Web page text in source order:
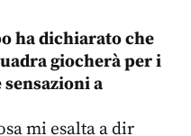
ha dichiarato che
giocherà per i
a
mi esalta a dir